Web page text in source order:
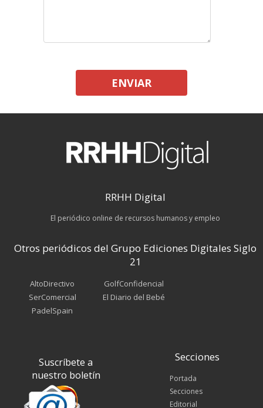
ENVIAR
RRHH Digital
El periódico online de recursos humanos y empleo
Otros periódicos del Grupo Ediciones Digitales Siglo
21
AltoDirectivo
SerComercial
PadelSpain
GolfConfidencial
El Diario del Bebé
Suscríbete a
nuestro boletín
Secciones
Portada
Secciones
Editorial